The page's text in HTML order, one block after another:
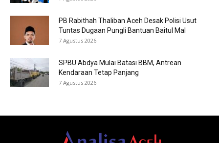
PB Rabithah Thaliban Aceh Desak Polisi Usut
Tuntas Dugaan Pungli Bantuan Baitul Mal
7 Agustus 2026
SPBU Abdya Mulai Batasi BBM, Antrean
Kendaraan Tetap Panjang
7 Agustus 2026